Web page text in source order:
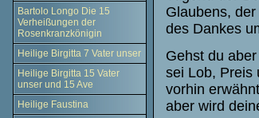
Bartolo Longo Die 15
Verheißungen der
Rosenkranzkönigin
Heilige Birgitta 7 Vater unser
Heilige Birgitta 15 Vater
unser und 15 Ave
Heilige Faustina
Glaubens,
des Dankes
Gehst du
sei Lob, Preis
vorhin
aber wird